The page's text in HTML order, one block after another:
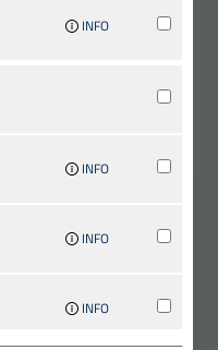
INFO
INFO
INFO
INFO